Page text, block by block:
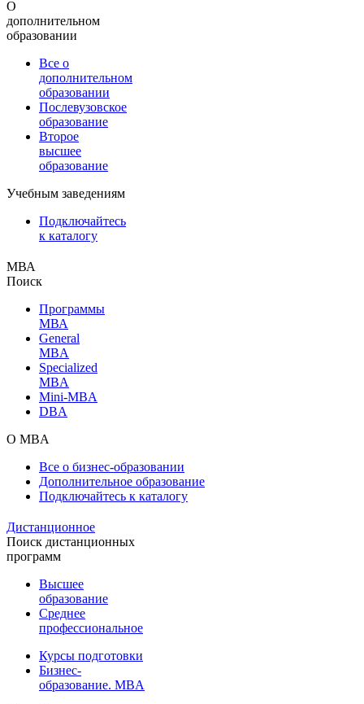
О
дополнительном
образовании
Все о
дополнительном
образовании
Послевузовское
образование
Второе
высшее
образование
Учебным заведениям
Подключайтесь
к каталогу
МВА
Поиск
Программы
МВА
General
MBA
Specialized
MBA
Mini-MBA
DBA
О MBA
Все о бизнес-образовании
Дополнительное образование
Подключайтесь к каталогу
Дистанционное
Поиск дистанционных
программ
Высшее
образование
Среднее
профессиональное
Курсы подготовки
Бизнес-
образование. MBA